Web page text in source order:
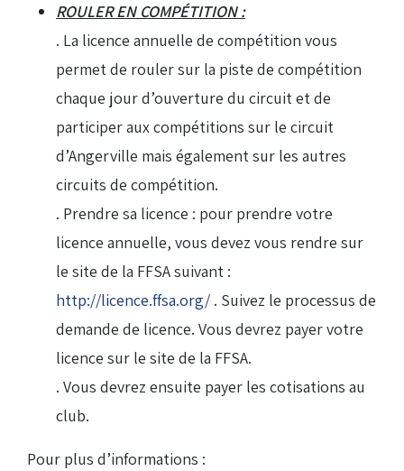
ROULER EN COMPÉTITION :
. La licence annuelle de compétition vous
permet de rouler sur la piste de compétition
chaque jour d’ouverture du circuit et de
participer aux compétitions sur le circuit
d’Angerville mais également sur les autres
circuits de compétition.
. Prendre sa licence : pour prendre votre
licence annuelle, vous devez vous rendre sur
le site de la FFSA suivant :
http://licence.ffsa.org/ . Suivez le processus de
demande de licence. Vous devrez payer votre
licence sur le site de la FFSA.
. Vous devrez ensuite payer les cotisations au
club.
Pour plus d’informations :